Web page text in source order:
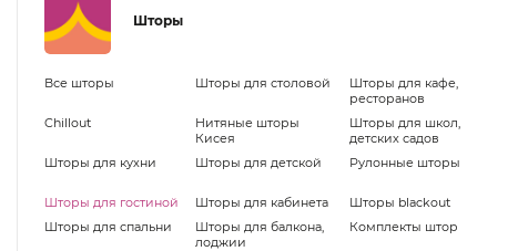
Шторы
Chillout
Шторы для кухни
Шторы для гостиной
Шторы для спальни
Шторы для столовой
Нитяные шторы
Кисея
Шторы для детской
Шторы для кабинета
Шторы для балкона,
лоджии
Шторы для кафе,
ресторанов
Шторы для школ,
детских садов
Рулонные шторы
Шторы blackout
Комплекты штор
Все шторы